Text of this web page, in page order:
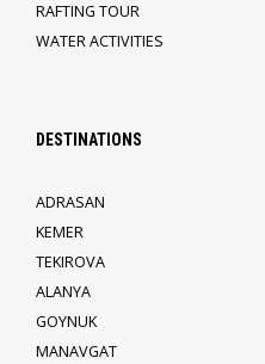
RAFTING TOUR
WATER ACTIVITIES
DESTINATIONS
ADRASAN
KEMER
TEKIROVA
ALANYA
GOYNUK
MANAVGAT